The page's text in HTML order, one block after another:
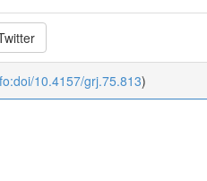
10.4157/grj.75.813)